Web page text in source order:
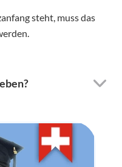
steht, muss das